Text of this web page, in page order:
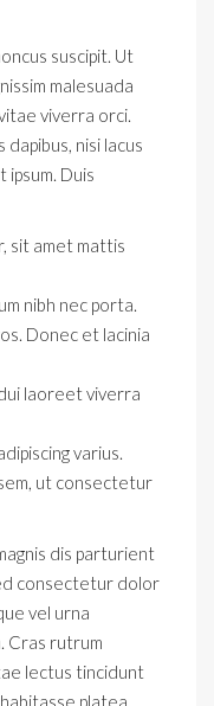
suscipit. Ut
malesuada
viverra orci.
dapibus, nisi lacus
ipsum. Duis
sit amet mattis
nibh nec porta.
Donec et lacinia
laoreet viverra
varius.
ut consectetur
dis parturient
consectetur dolor
vel urna
Cras rutrum
lectus tincidunt
platea